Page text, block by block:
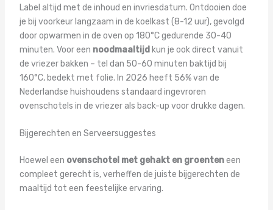
Label altijd met de inhoud en invriesdatum. Ontdooien doe
je bij voorkeur langzaam in de koelkast (8-12 uur), gevolgd
door opwarmen in de oven op 180°C gedurende 30-40
minuten. Voor een noodmaaltijd kun je ook direct vanuit
de vriezer bakken – tel dan 50-60 minuten baktijd bij
160°C, bedekt met folie. In 2026 heeft 56% van de
Nederlandse huishoudens standaard ingevroren
ovenschotels in de vriezer als back-up voor drukke dagen.
Bijgerechten en Serveersuggestes
Hoewel een ovenschotel met gehakt en groenteneen
compleet gerecht is, verheffen de juiste bijgerechten de
maaltijd tot een feestelijke ervaring.